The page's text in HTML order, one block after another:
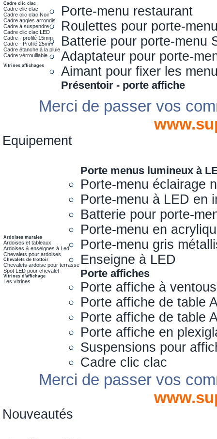
Cadre clic clac
Cadre clic clac
Cadre clic clac Noir
Cadre angles arrondis
Cadre à suspendre
Cadre clic clac LED
Cadre - profilé 15mm
Cadre - Profilé 25mm
Cadre étanche à la pluie
Cadre vérrouillable
Vitrines affichages
Porte-menu restaurant
Roulettes pour porte-
Batterie pour porte-menu
Adaptateur pour porte-
Aimant pour fixer les
Présentoir - porte affiche
Merci de passer vos
Equipement
Ardoises murales
Ardoises et tableaux
Ardoises & enseignes à Led
Chevalets pour ardoises
Chevalets de trottoir
Chevalets ardoise pour terrasse
Spot LED pour chevalet
Vitrines d'affichage
Les vitrines
Porte menus lumineux à
Porte-menu éclairage
Porte-menu à LED en
Batterie pour porte-
Porte-menu en
Porte-menu gris
Enseigne à LED
Porte affiches
Porte affiche à
Porte affiche de table
Porte affiche de table
Porte affiche en
Suspensions pour
Cadre clic clac
Merci de passer vos
Nouveautés